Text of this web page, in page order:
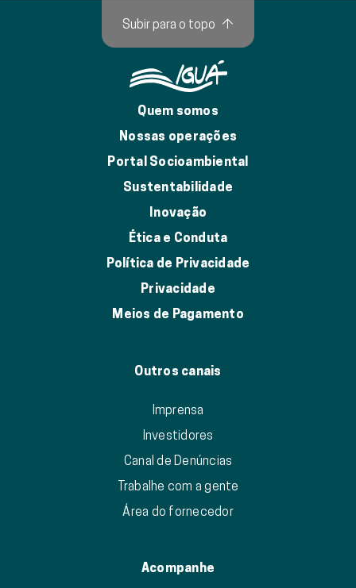
Quem somos
Nossas operações
Portal Socioambiental
Sustentabilidade
Inovação
Ética e Conduta
Política de Privacidade
Privacidade
Meios de Pagamento
Outros canais
Imprensa
Investidores
Canal de Denúncias
Trabalhe com a gente
Área do fornecedor
Acompanhe
Subir para o topo ↑